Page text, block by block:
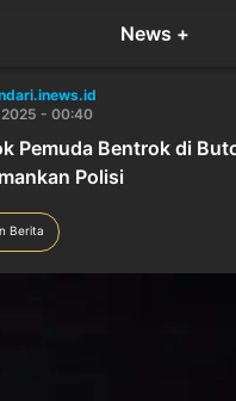
News +
2025 - 00:40
Pemuda Bentrok di
Polisi
Berita